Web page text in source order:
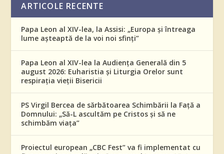
ARTICOLE RECENTE
Papa Leon al XIV-lea, la Assisi: „Europa și întreaga
lume așteaptă de la voi noi sfinți”
Papa Leon al XIV-lea la Audiența Generală din 5
august 2026: Euharistia și Liturgia Orelor sunt
respirația vieții Bisericii
PS Virgil Bercea de sărbătoarea Schimbării la Față a
Domnului: „Să-L ascultăm pe Cristos și să ne
schimbăm viața”
Proiectul european „CBC Fest” va fi implementat cu